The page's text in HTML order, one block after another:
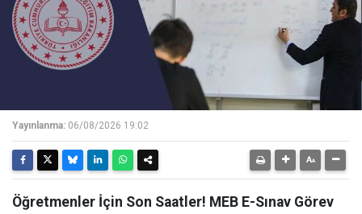
Yayınlanma: 06/08/2026 19:02
Öğretmenler İçin Son Saatler! MEB E-Sınav Görev